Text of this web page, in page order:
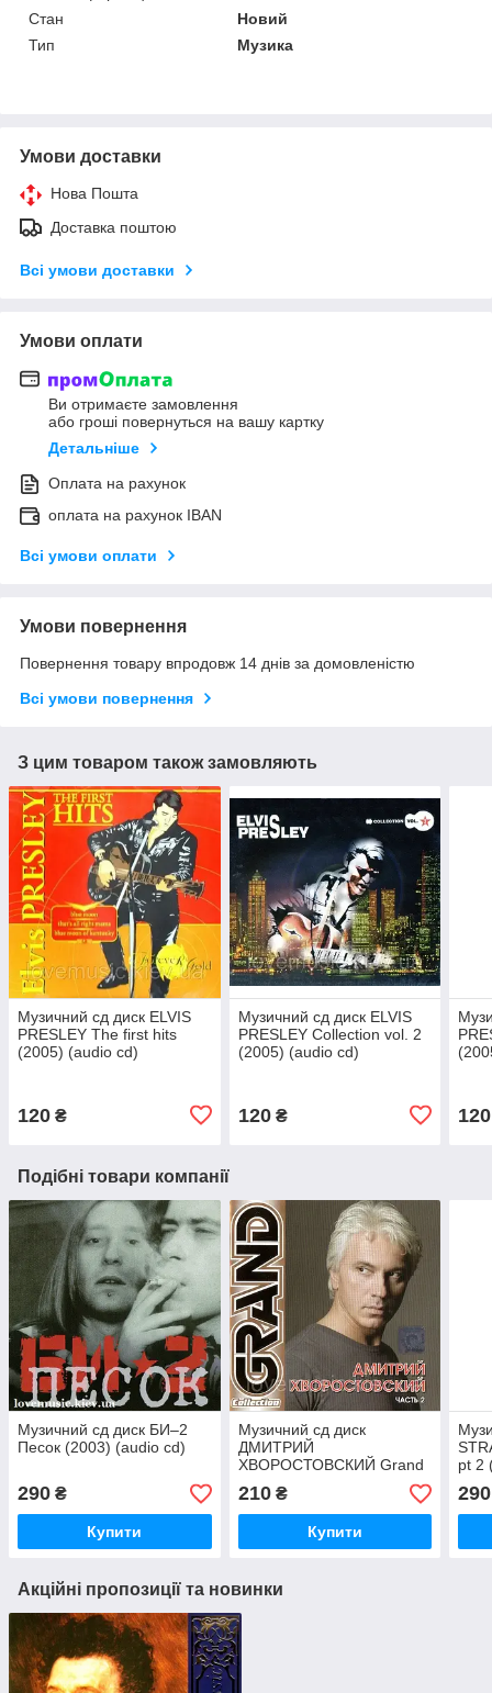
Стан
Новий
Тип
Музика
Умови доставки
Нова Пошта
Доставка поштою
Всі умови доставки
Умови оплати
Ви отримаєте замовлення
або гроші повернуться на вашу картку
Детальніше
Оплата на рахунок
оплата на рахунок IBAN
Всі умови оплати
Умови повернення
Повернення товару впродовж 14 днів за домовленістю
Всі умови повернення
З цим товаром також замовляють
Музичний сд диск ELVIS
PRESLEY The first hits
(2005) (audio cd)
120 ₴
Музичний сд диск ELVIS
PRESLEY Collection vol. 2
(2005) (audio cd)
120₴ 120
Подібні товари компанії
Музичний сд диск БИ–2
Песок (2003) (audio cd)
290 ₴
Купити
Музичний сд диск
ДМИТРИЙ
ХВОРОСТОВСКИЙ Grand
collection часть 2 (2003)
(audio cd)
210₴
Купити
pt 2
290
Акційні пропозиції та новинки